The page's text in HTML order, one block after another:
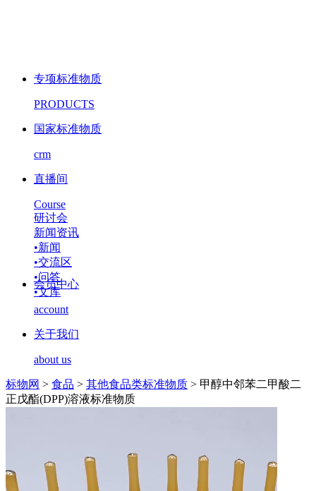
专项标准物质
PRODUCTS
国家标准物质
crm
直播间
Course
研讨会
新闻资讯
•新闻
•交流区
•问答
•文库
会员中心
account
关于我们
about us
标物网 > 食品 > 其他食品类标准物质 > 甲醇中邻苯二甲酸二
正戊酯(DPP)溶液标准物质